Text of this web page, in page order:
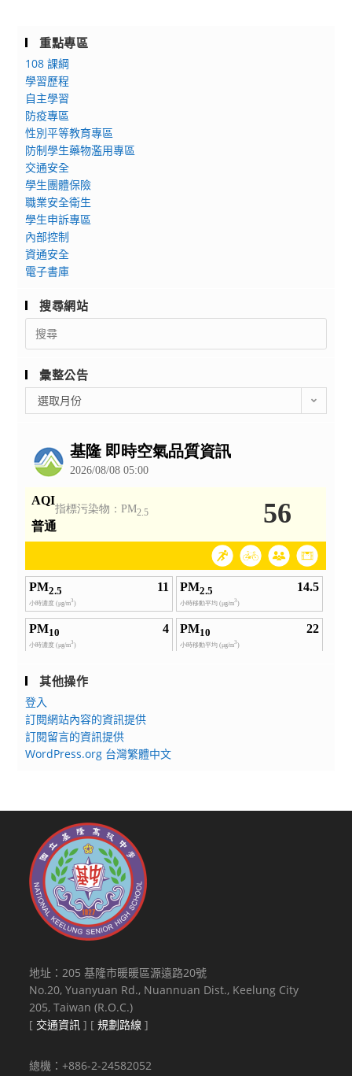
重點專區
108 課綱
學習歷程
自主學習
防疫專區
性別平等教育專區
防制學生藥物濫用專區
交通安全
學生團體保險
職業安全衛生
學生申訴專區
內部控制
資通安全
電子書庫
搜尋網站
Search
for:
彙整公告
整
選取月份
其他操作
登入
訂閱網站內容的資訊提供
訂閱留言的資訊提供
WordPress.org 台灣繁體中文
地址：205 基隆市暖暖區源遠路20號
No.20, Yuanyuan Rd., Nuannuan Dist., Keelung City
205, Taiwan (R.O.C.)
[ 交通資訊 ] [規劃路線 ]
總機：+886-2-24582052